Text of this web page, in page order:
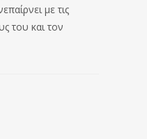
με τις
του και τον